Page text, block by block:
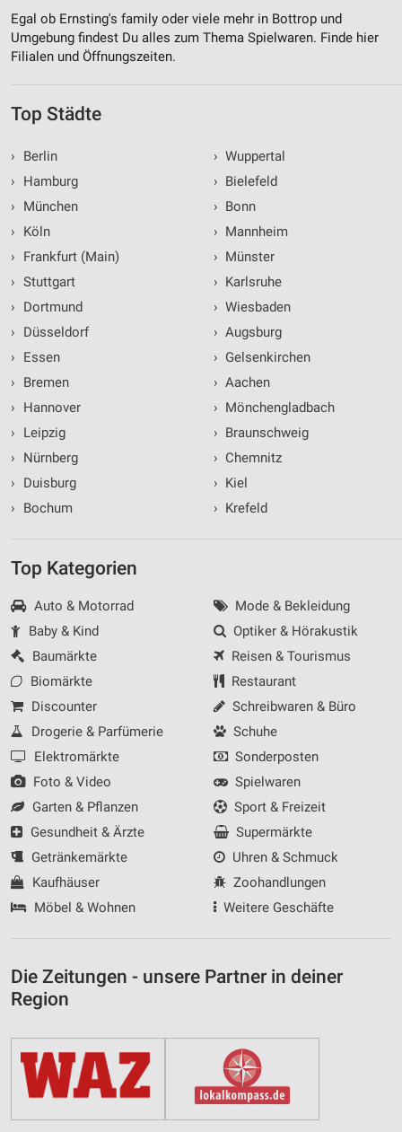
Egal ob Ernsting's family oder viele mehr in Bottrop und
Umgebung findest Du alles zum Thema Spielwaren. Finde hier
Filialen und Öffnungszeiten.
Top Städte
›
Berlin
›
Hamburg
›
München
›
Köln
›
Frankfurt (Main)
› Stuttgart
›
Dortmund
›
Düsseldorf
›
Essen
›
Bremen
›
Hannover
›
Leipzig
›
Nürnberg
›
Duisburg
›
Bochum
› Wuppertal
› Bielefeld
› Bonn
› Mannheim
› Münster
› Karlsruhe
› Wiesbaden
› Augsburg
› Gelsenkirchen
› Aachen
› Mönchengladbach
› Braunschweig
› Chemnitz
› Kiel
› Krefeld
Top Kategorien
Auto & Motorrad
Baby & Kind
Baumärkte
Biomärkte
Discounter
Drogerie & Parfümerie
Elektromärkte
Foto & Video
Garten & Pflanzen
Gesundheit & Ärzte
Getränkemärkte
Kaufhäuser
Möbel & Wohnen
Mode & Bekleidung
Optiker & Hörakustik
Reisen & Tourismus
Restaurant
Schreibwaren & Büro
Schuhe
Sonderposten
Spielwaren
Sport & Freizeit
Supermärkte
Uhren & Schmuck
Zoohandlungen
Weitere Geschäfte
Die Zeitungen - unsere Partner in deiner
Region